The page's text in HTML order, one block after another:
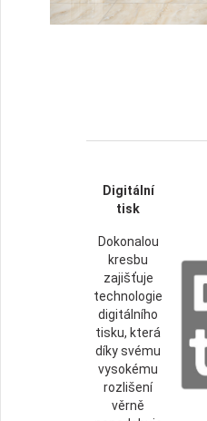
Digitální
tisk
Dokonalou
kresbu
zajišťuje
technologie
digitálního
tisku, která
díky svému
vysokému
rozlišení
věrně